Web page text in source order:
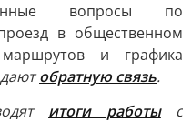
вопросы по
в общественном
и графика
обратную связь.
итоги работыс